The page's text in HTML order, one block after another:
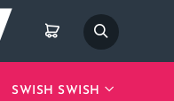
SWISH SWISH